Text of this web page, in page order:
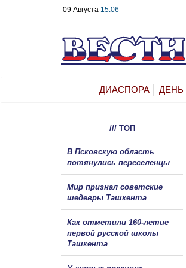
09 Августа 15:06
ДИАСПОРА
/// ТОП
В Псковскую область
потянулись переселенцы
Мир признал советские
шедевры Ташкента
Как отметили 160-летие
первой русской школы
Ташкента